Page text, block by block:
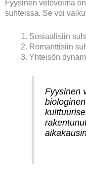
Fyysinen vetovoima
suhteissa. Se voi
Sosiaalisiin
Romanttisiin
Yhteisön
Fyysinen